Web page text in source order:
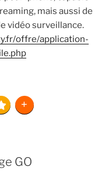
mais aussi de
vidéo surveillance.
offre/application-
GO